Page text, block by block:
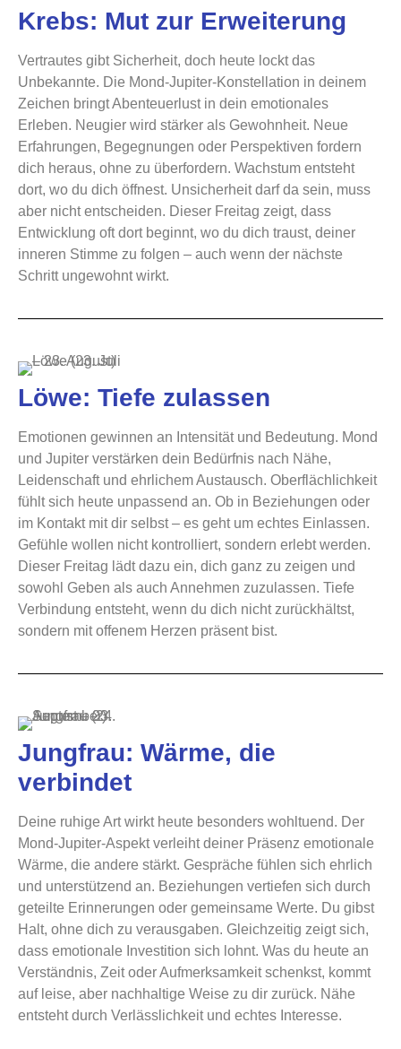
Krebs: Mut zur Erweiterung
Vertrautes gibt Sicherheit, doch heute lockt das
Unbekannte. Die Mond-Jupiter-Konstellation in deinem
Zeichen bringt Abenteuerlust in dein emotionales
Erleben. Neugier wird stärker als Gewohnheit. Neue
Erfahrungen, Begegnungen oder Perspektiven fordern
dich heraus, ohne zu überfordern. Wachstum entsteht
dort, wo du dich öffnest. Unsicherheit darf da sein, muss
aber nicht entscheiden. Dieser Freitag zeigt, dass
Entwicklung oft dort beginnt, wo du dich traust, deiner
inneren Stimme zu folgen – auch wenn der nächste
Schritt ungewohnt wirkt.
Löwe: Tiefe zulassen
Emotionen gewinnen an Intensität und Bedeutung. Mond
und Jupiter verstärken dein Bedürfnis nach Nähe,
Leidenschaft und ehrlichem Austausch. Oberflächlichkeit
fühlt sich heute unpassend an. Ob in Beziehungen oder
im Kontakt mit dir selbst – es geht um echtes Einlassen.
Gefühle wollen nicht kontrolliert, sondern erlebt werden.
Dieser Freitag lädt dazu ein, dich ganz zu zeigen und
sowohl Geben als auch Annehmen zuzulassen. Tiefe
Verbindung entsteht, wenn du dich nicht zurückhältst,
sondern mit offenem Herzen präsent bist.
Jungfrau: Wärme, die
verbindet
Deine ruhige Art wirkt heute besonders wohltuend. Der
Mond-Jupiter-Aspekt verleiht deiner Präsenz emotionale
Wärme, die andere stärkt. Gespräche fühlen sich ehrlich
und unterstützend an. Beziehungen vertiefen sich durch
geteilte Erinnerungen oder gemeinsame Werte. Du gibst
Halt, ohne dich zu verausgaben. Gleichzeitig zeigt sich,
dass emotionale Investition sich lohnt. Was du heute an
Verständnis, Zeit oder Aufmerksamkeit schenkst, kommt
auf leise, aber nachhaltige Weise zu dir zurück. Nähe
entsteht durch Verlässlichkeit und echtes Interesse.